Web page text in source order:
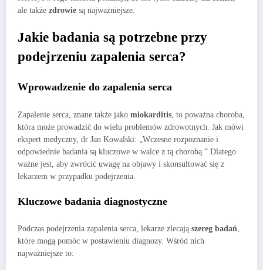
ale także zdrowie są najważniejsze.
Jakie badania są potrzebne przy
podejrzeniu zapalenia serca?
Wprowadzenie do zapalenia serca
Zapalenie serca, znane także jako miokarditis , to poważna choroba,
która może prowadzić do wielu problemów zdrowotnych. Jak mówi
ekspert medyczny, dr Jan Kowalski: „Wczesne rozpoznanie i
odpowiednie badania są kluczowe w walce z tą chorobą.” Dlatego
ważne jest, aby zwrócić uwagę na objawy i skonsultować się z
lekarzem w przypadku podejrzenia.
Kluczowe badania diagnostyczne
Podczas podejrzenia zapalenia serca, lekarze zlecają szereg badań,
które mogą pomóc w postawieniu diagnozy. Wśród nich
najważniejsze to: